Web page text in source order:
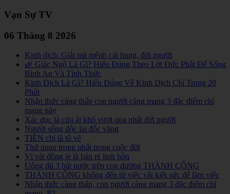
Vạn Sự TV
06 Tháng 8 2026
Kinh dịch: Giải mã mệnh cát hung, đời người
🌿 Giác Ngộ Là Gì? Hiểu Đúng Theo Lời Đức Phật Để Sống
Bình An Và Tỉnh Thức
Kinh Dịch Là Gì? Hiểu Đúng Về Kinh Dịch Chỉ Trong 20
Phút
Nhận thức càng thấp con người càng mang 3 đặc điểm chí
mạng này
Xác dục là cửa ải khó vượt qua nhất đời người
Người sống độc lai độc vãng
TIỀN chỉ là tô vẽ
Thứ quạn trọng nhất trong cuộc đời
Vì vài đồng lẻ là bán rẻ linh hồn
Uống đủ 3 bát nước trên con đường THÀNH CÔNG
THÀNH CÔNG không đến từ việc vắt kiệt sức để làm việc
Nhận thức càng thấp, con người càng mang 3 đặc điểm chí